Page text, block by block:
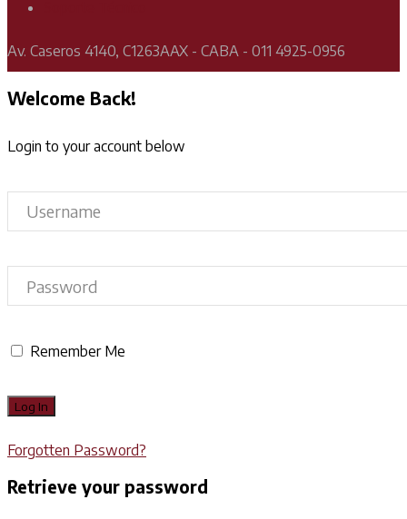
Av. Caseros 4140, C1263AAX - CABA - 011 4925-0956
Welcome Back!
Login to your account below
Remember Me
Forgotten Password?
Retrieve your password